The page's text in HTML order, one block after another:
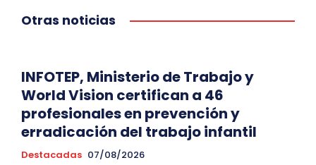
Otras noticias
INFOTEP, Ministerio de Trabajo y
World Vision certifican a 46
profesionales en prevención y
erradicación del trabajo infantil
Destacadas 07/08/2026